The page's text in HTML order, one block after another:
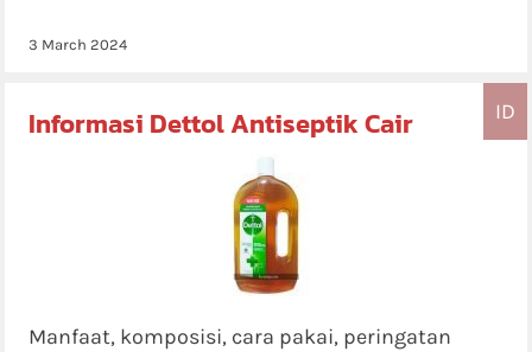
3 March 2024
ID
Informasi Dettol Antiseptik Cair
Manfaat, komposisi, cara pakai, peringatan